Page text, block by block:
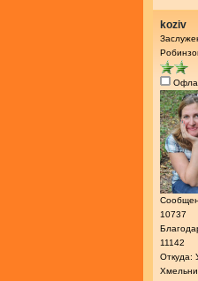
koziv
10737
11142
Откуда: